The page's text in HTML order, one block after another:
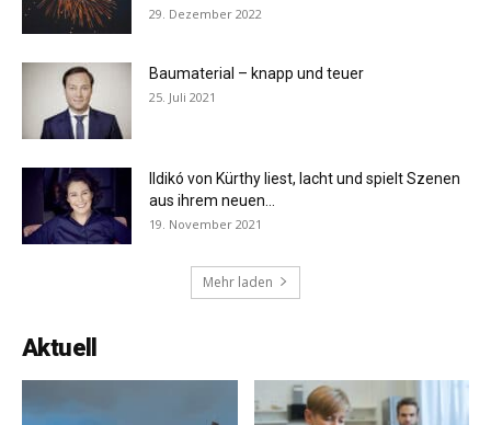
29. Dezember 2022
Baumaterial – knapp und teuer
25. Juli 2021
Ildikó von Kürthy liest, lacht und spielt Szenen
aus ihrem neuen...
19. November 2021
Mehr laden
Aktuell